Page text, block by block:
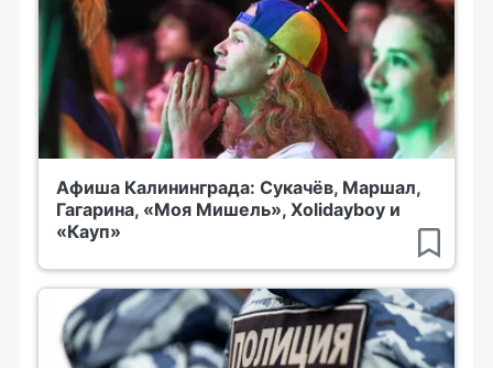
Афиша Калининграда: Сукачёв, Маршал,
Гагарина, «Моя Мишель», Xolidayboy и
«Кауп»